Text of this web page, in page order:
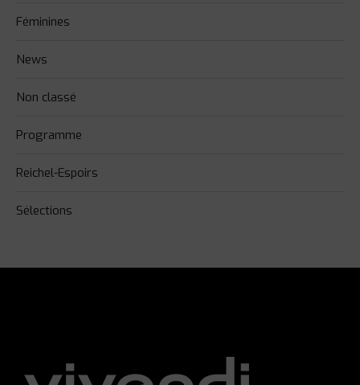
Féminines
News
Non classé
Programme
Reichel-Espoirs
Sélections